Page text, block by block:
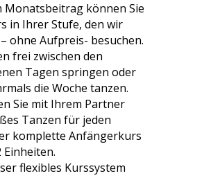
Monatsbeitrag können Sie
in Ihrer Stufe, den wir
ohne Aufpreis- besuchen.
frei zwischen den
Tagen springen oder
die Woche tanzen.
Sie mit Ihrem Partner
Tanzen für jeden
komplette Anfängerkurs
flexibles Kurssystem